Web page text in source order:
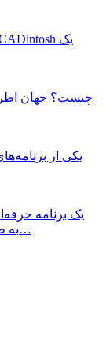
فونت برای مک است. RightFont به طراحان…